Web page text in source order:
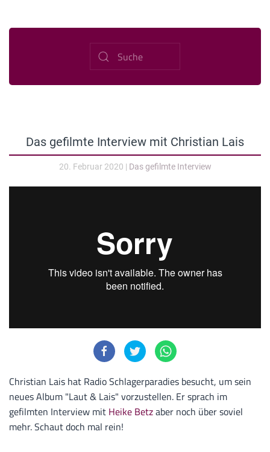
Das gefilmte Interview mit Christian Lais
20. Februar 2020 | Das gefilmte Interview
Christian Lais hat Radio Schlagerparadies besucht, um sein
neues Album "Laut & Lais" vorzustellen. Er sprach im
gefilmten Interview mit Heike Betzaber noch über soviel
mehr. Schaut doch mal rein!